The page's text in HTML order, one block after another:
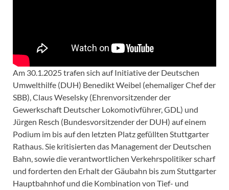
Am 30.1.2025 trafen sich auf Initiative der Deutschen
Umwelthilfe (DUH) Benedikt Weibel (ehemaliger Chef der
SBB), Claus Weselsky (Ehrenvorsitzender der
Gewerkschaft Deutscher Lokomotivführer, GDL) und
Jürgen Resch (Bundesvorsitzender der DUH) auf einem
Podium im bis auf den letzten Platz gefüllten Stuttgarter
Rathaus. Sie kritisierten das Management der Deutschen
Bahn, sowie die verantwortlichen Verkehrspolitiker scharf
und forderten den Erhalt der Gäubahn bis zum Stuttgarter
Hauptbahnhof und die Kombination von Tief- und